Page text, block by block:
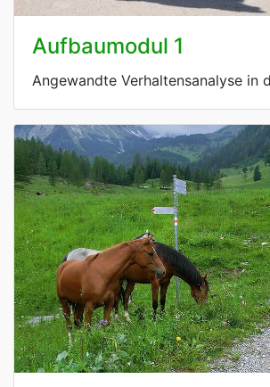
Aufbaumodul 1
Angewandte Verhaltensanalyse in